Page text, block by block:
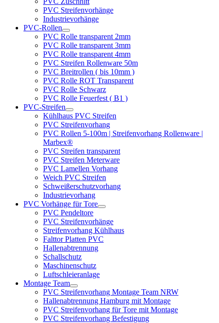
PVC Streifenvorhänge
Industrievorhänge
PVC-Rollen
PVC Rolle transparent 2mm
PVC Rolle transparent 3mm
PVC Rolle transparent 4mm
PVC Streifen Rollenware 50m
PVC Breitrollen ( bis 10mm )
PVC Rolle ROT Transparent
PVC Rolle Schwarz
PVC Rolle Feuerfest ( B1 )
PVC-Streifen
Kühlhaus PVC Streifen
PVC Streifenvorhang
PVC Rollen 5-100m | Streifenvorhang Rollenware |
Marbex®
PVC Streifen transparent
PVC Streifen Meterware
PVC Lamellen Vorhang
Weich PVC Streifen
Schweißerschutzvorhang
Industrievorhang
PVC Vorhänge für Tore
PVC Pendeltore
PVC Streifenvorhänge
Streifenvorhang Kühlhaus
Falttor Platten PVC
Hallenabtrennung
Schallschutz
Maschinenschutz
Luftschleieranlage
Montage Team
PVC Streifenvorhang Montage Team NRW
Hallenabtrennung Hamburg mit Montage
PVC Streifenvorhang für Tore mit Montage
PVC Streifenvorhang Befestigung